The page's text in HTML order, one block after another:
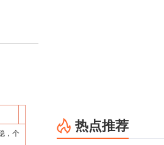
，个 热点推荐